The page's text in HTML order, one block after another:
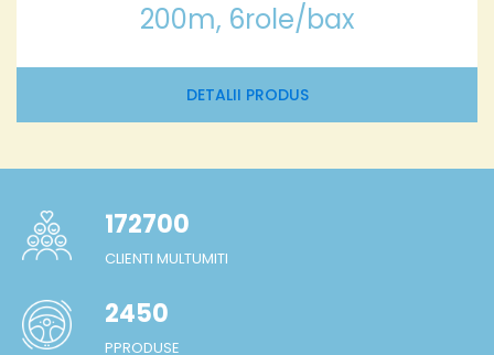
200m, 6role/bax
DETALII PRODUS
172700
CLIENTI MULTUMITI
2450
PPRODUSE